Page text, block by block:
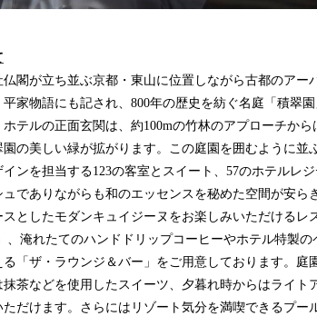
閣が立ち並ぶ京都・東山に位置しながら古都のアー
家物語にも記され、800年の歴史を紡ぐ名庭「積翠
テルの正面玄関は、約100mの竹林のアプローチから
の美しい緑が拡がります。この庭園を囲むように並
ンを担当する123の客室とスイート、57のホテルレ
でありながらも和のエッセンスを秘めた空間が安ら
としたモダンキュイジーヌをお楽しみいただけるレ
、淹れたてのハンドドリップコーヒーやホテル特製の
「ザ・ラウンジ＆バー」をご用意しております。庭
茶などを使用したスイーツ、夕暮れ時からはライト
だけます。さらにはリゾート気分を満喫できるプー